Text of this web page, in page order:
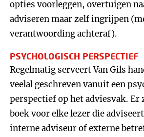
opties voorleggen, overtuigen
adviseren maar zelf ingrijpen
verantwoording achteraf).
PSYCHOLOGISCH PERSPECTIEF
Regelmatig serveert Van Gils
veelal geschreven vanuit een
perspectief op het adviesvak.
boek voor elke lezer die
interne adviseur of externe